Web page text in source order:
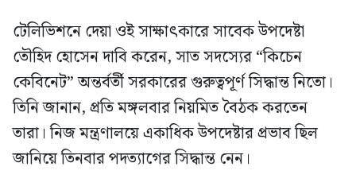
টেলিভিশনে দেয়া ওই সাক্ষাৎকারে সাবেক উপদেষ্টা
তৌহিদ হোসেন দাবি করেন, সাত সদস্যের “কিচেন
কেবিনেট” অন্তর্বর্তী সরকারের গুরুত্বপূর্ণ সিদ্ধান্ত নিতো।
তিনি জানান, প্রতি মঙ্গলবার নিয়মিত বৈঠক করতেন
তারা। নিজ মন্ত্রণালয়ে একাধিক উপদেষ্টার প্রভাব ছিল
জানিয়ে তিনবার পদত্যাগের সিদ্ধান্ত নেন।